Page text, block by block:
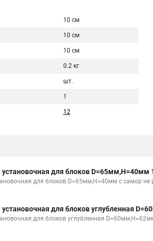
10 см
10 см
10 см
0.2 кг
шт.
1
12
установочная для блоков D=65мм,H=40мм
для блоков D=65мм,H=40мм с самор не
для блоков углубленная
для блоков углубленная